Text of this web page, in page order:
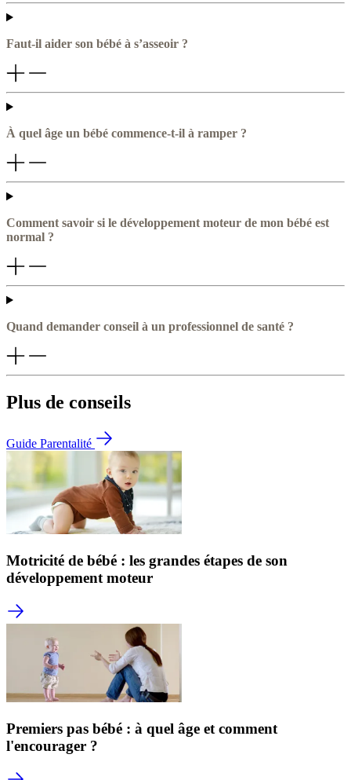
Faut-il aider son bébé à s’asseoir ?
À quel âge un bébé commence-t-il à ramper ?
Comment savoir si le développement moteur de mon bébé est
normal ?
Quand demander conseil à un professionnel de santé ?
Plus de conseils
Guide Parentalité
Motricité de bébé : les grandes étapes de son
développement moteur
Premiers pas bébé : à quel âge et comment
l'encourager ?